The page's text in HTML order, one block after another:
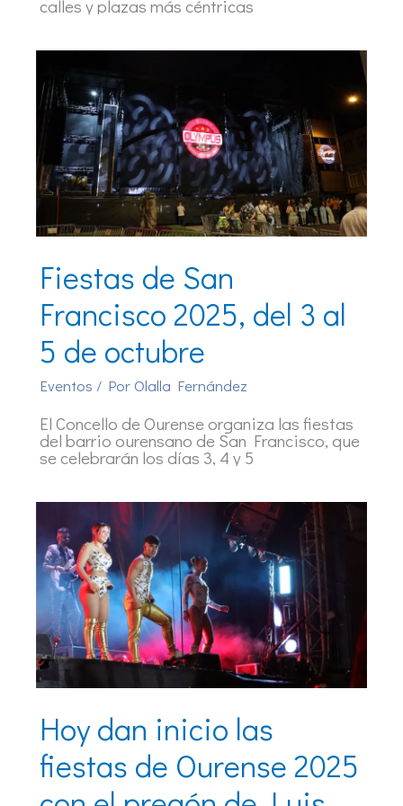
calles y plazas más céntricas
Fiestas de San
Francisco 2025, del 3 al
5 de octubre
Eventos / PorOlalla Fernández
El Concello de Ourense organiza las fiestas
del barrio ourensano de San Francisco, que
se celebrarán los días 3, 4 y 5
Hoy dan inicio las
fiestas de Ourense 2025